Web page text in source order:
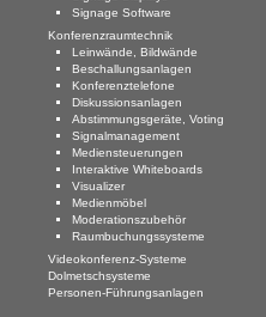
Signage Software
Konferenzraumtechnik
Leinwände, Bildwände
Beschallungsanlagen
Konferenztelefone
Diskussionsanlagen
Abstimmungsgeräte, Voting
Signalmanagement
Mediensteuerungen
Interaktive Whiteboards
Visualizer
Medienmöbel
Moderationszubehör
Raumbuchungssysteme
Videokonferenz-Systeme
Dolmetschsysteme
Personen-Führungsanlagen